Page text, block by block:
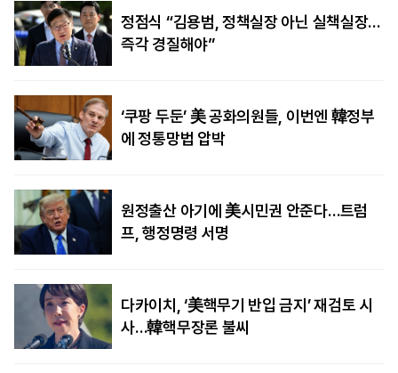
정점식 “김용범, 정책실장 아닌 실책실장…
즉각 경질해야”
‘쿠팡 두둔’ 美 공화의원들, 이번엔 韓정부
에 정통망법 압박
원정출산 아기에 美시민권 안준다…트럼
프, 행정명령 서명
다카이치, ‘美핵무기 반입 금지’ 재검토 시
사…韓핵무장론 불씨